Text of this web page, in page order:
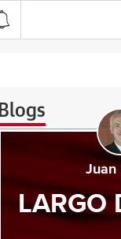
Blogs
Juan
LARGO